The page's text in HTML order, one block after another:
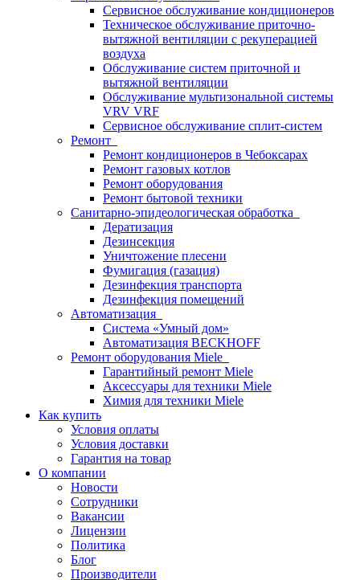
Сервисное обслуживание кондиционеров
Техническое обслуживание приточно-
вытяжной вентиляции с рекуперацией
воздуха
Обслуживание систем приточной и
вытяжной вентиляции
Обслуживание мультизональной системы
VRV VRF
Сервисное обслуживание сплит-систем
Ремонт
Ремонт кондиционеров в Чебоксарах
Ремонт газовых котлов
Ремонт оборудования
Ремонт бытовой техники
Санитарно-эпидеологическая обработка
Дератизация
Дезинсекция
Уничтожение плесени
Фумигация (газация)
Дезинфекция транспорта
Дезинфекция помещений
Автоматизация
Система «Умный дом»
Автоматизация BECKHOFF
Ремонт оборудования Miele
Гарантийный ремонт Miele
Аксессуары для техники Miele
Химия для техники Miele
Как купить
Условия оплаты
Условия доставки
Гарантия на товар
О компании
Новости
Сотрудники
Вакансии
Лицензии
Политика
Блог
Производители